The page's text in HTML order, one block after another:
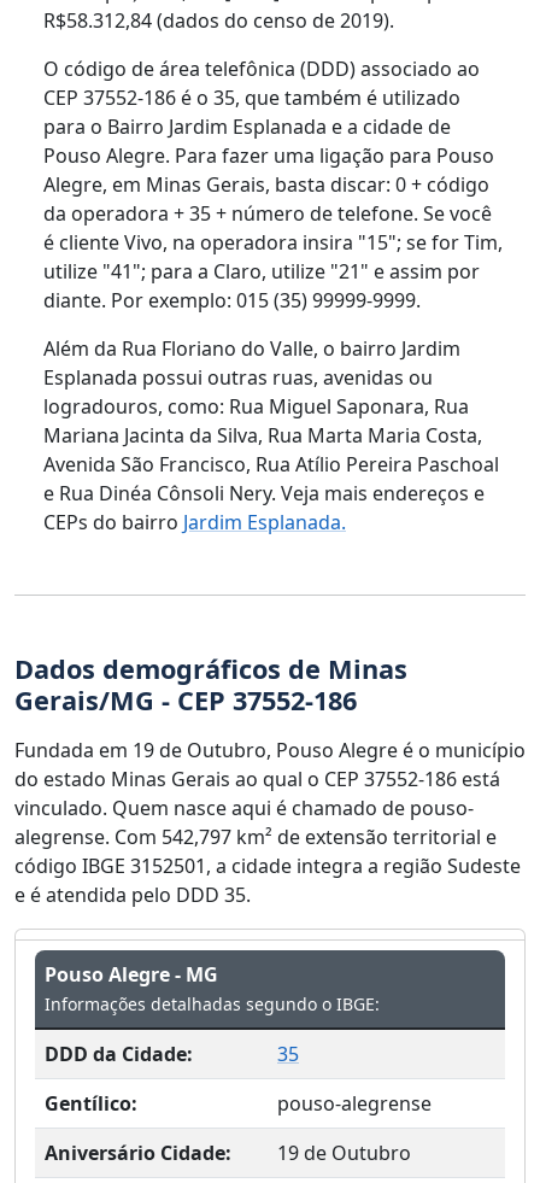
R$58.312,84 (dados do censo de 2019).
O código de área telefônica (DDD) associado ao
CEP 37552-186 é o 35, que também é utilizado
para o Bairro Jardim Esplanada e a cidade de
Pouso Alegre. Para fazer uma ligação para Pouso
Alegre, em Minas Gerais, basta discar: 0 + código
da operadora + 35 + número de telefone. Se você
é cliente Vivo, na operadora insira "15"; se for Tim,
utilize "41"; para a Claro, utilize "21" e assim por
diante. Por exemplo: 015 (35) 99999-9999.
Além da Rua Floriano do Valle, o bairro Jardim
Esplanada possui outras ruas, avenidas ou
logradouros, como: Rua Miguel Saponara, Rua
Mariana Jacinta da Silva, Rua Marta Maria Costa,
Avenida São Francisco, Rua Atílio Pereira Paschoal
e Rua Dinéa Cônsoli Nery. Veja mais endereços e
CEPs do bairro Jardim Esplanada.
Dados demográficos de Minas
Gerais/MG - CEP 37552-186
Fundada em 19 de Outubro, Pouso Alegre é o município
do estado Minas Gerais ao qual o CEP 37552-186 está
vinculado. Quem nasce aqui é chamado de pouso-
alegrense. Com 542,797 km² de extensão territorial e
código IBGE 3152501, a cidade integra a região Sudeste
e é atendida pelo DDD 35.
Pouso Alegre - MG
Informações detalhadas segundo o IBGE:
DDD da Cidade:
35
Gentílico:
pouso-alegrense
Aniversário Cidade:
19 de Outubro